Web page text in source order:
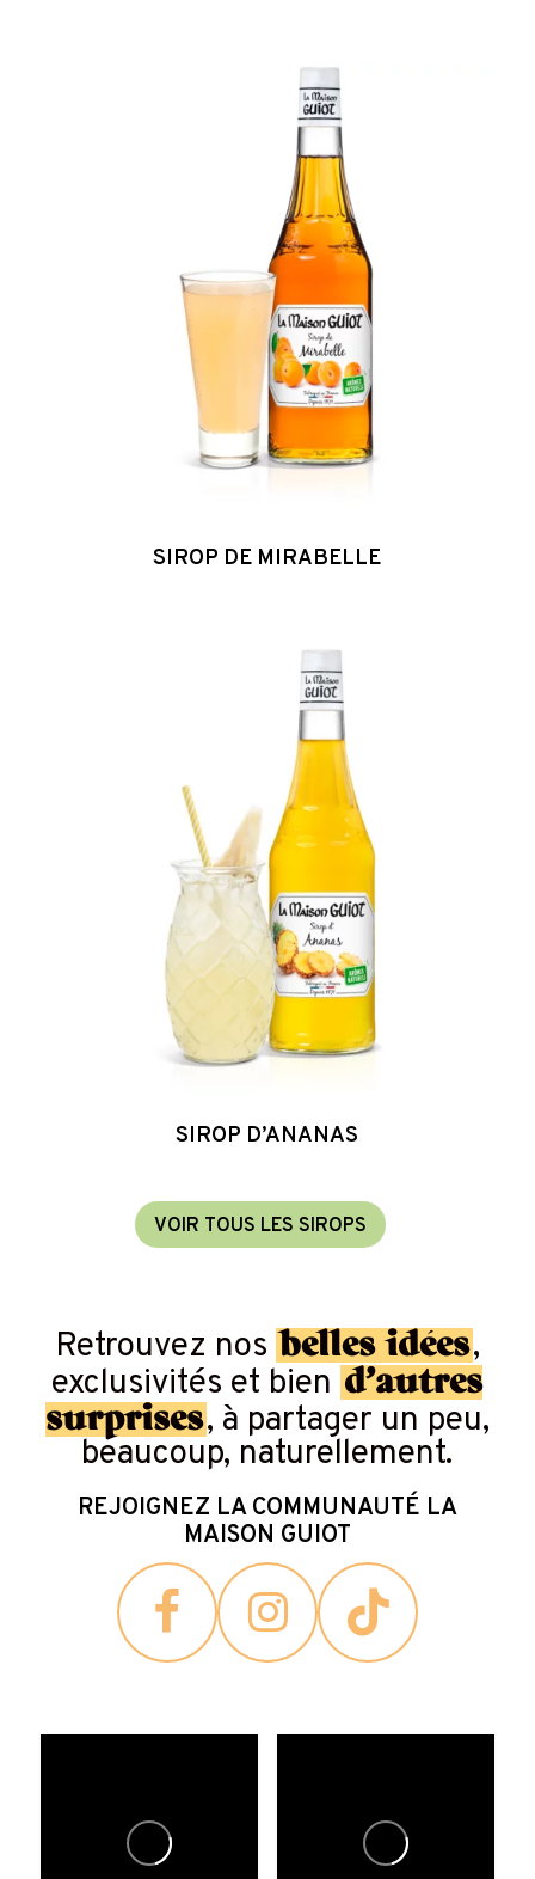
Sirop
Mirabelle
SIROP DE MIRABELLE
Sirop
d’Ananas
SIROP D’ANANAS
VOIR TOUS LES SIROPS
Retrouvez nos belles idées,
exclusivités et bien d’autres
surprises, à partager un peu,
beaucoup, naturellement.
REJOIGNEZ LA COMMUNAUTÉ LA
MAISON GUIOT